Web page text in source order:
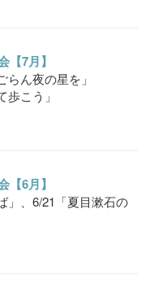
【7月】
らん夜の星を」
こう」
【6月】
」、6/21「夏目漱石の